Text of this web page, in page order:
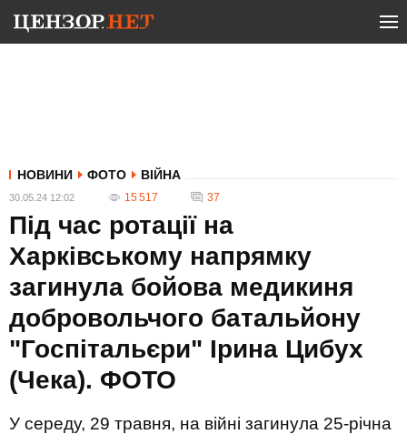
НОВИНИ ФОТО ВІЙНА
30.05.24 12:02 15 517 37
Під час ротації на
Харківському напрямку
загинула бойова медикиня
добровольчого батальйону
"Госпітальєри" Ірина Цибух
(Чека). ФОТО
У середу, 29 травня, на війні загинула 25-річна